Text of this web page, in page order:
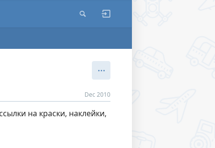
Dec 2010
на краски, наклейки,